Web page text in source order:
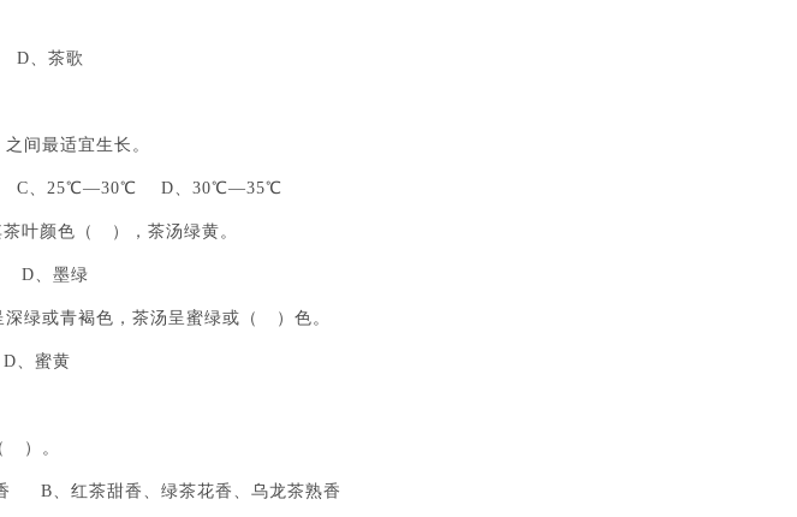
、茶歌
间最适宜生长。
25℃—30℃ D、30℃—35℃
叶颜色（ ），茶汤绿黄。
、墨绿
绿或青褐色，茶汤呈蜜绿或（ ）色。
蜜黄
）。
、红茶甜香、绿茶花香、乌龙茶熟香